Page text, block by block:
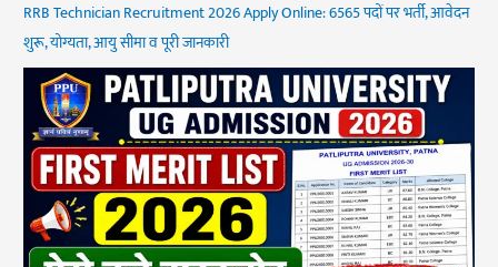
RRB Technician Recruitment 2026 Apply Online: 6565 पदों पर भर्ती, आवेदन
शुरू, योग्यता, आयु सीमा व पूरी जानकारी